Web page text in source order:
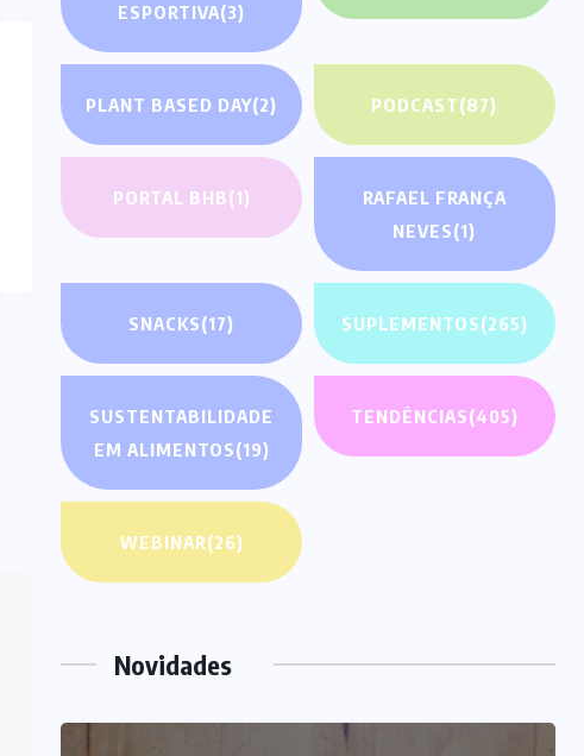
ESPORTIVA(3)
PLANT BASED DAY(2) PODCAST(87)
PORTAL BHB(1)
RAFAEL FRANÇA
NEVES(1)
SNACKS(17) SUPLEMENTOS(265)
SUSTENTABILIDADE
EM ALIMENTOS(19)
TENDÊNCIAS(405)
WEBINAR(26)
Novidades